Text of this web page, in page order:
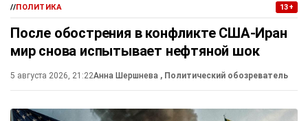
//ПОЛИТИКА 13+
После обострения в конфликте США-Иран
мир снова испытывает нефтяной шок
5 августа 2026, 21:22Анна Шершнева , Политический обозреватель